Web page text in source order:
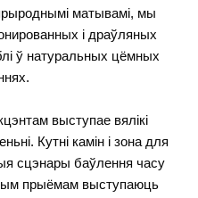
матывамі, мы
і драўляных
ў натуральных цёмных
выступае вялікі
Кутні камін і зона для
сцэнары баўлення часу
прыёмам выступаюць